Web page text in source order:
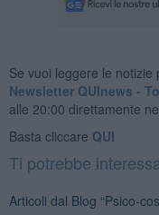
Se vuoi leggere le notizie
Newsletter QUInews -
alle 20:00 direttamente
Basta cliccare QUI
Ti potrebbe
Articoli dal Blog “Psico-